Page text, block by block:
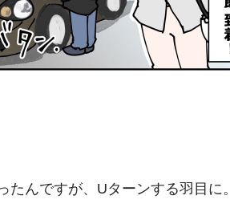
んですが、Uターンする羽目に。